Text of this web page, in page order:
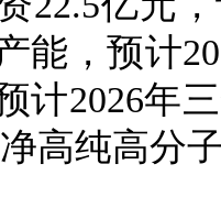
能，预计
计2026年
高纯高分